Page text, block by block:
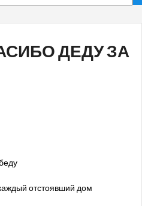
ДЕДУ ЗА
отстоявший дом